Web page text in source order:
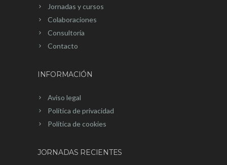
Jornadas y cursos
Colaboraciones
Consultoría
Contacto
INFORMACIÓN
Aviso legal
Política de privacidad
Política de cookies
JORNADAS RECIENTES